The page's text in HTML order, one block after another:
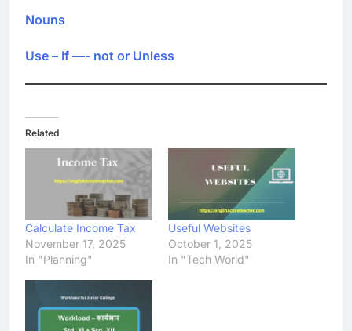
Nouns
Use – If —- not or Unless
Related
Calculate Income Tax
November 17, 2025
In "Planning"
Useful Websites
October 1, 2025
In "Tech World"